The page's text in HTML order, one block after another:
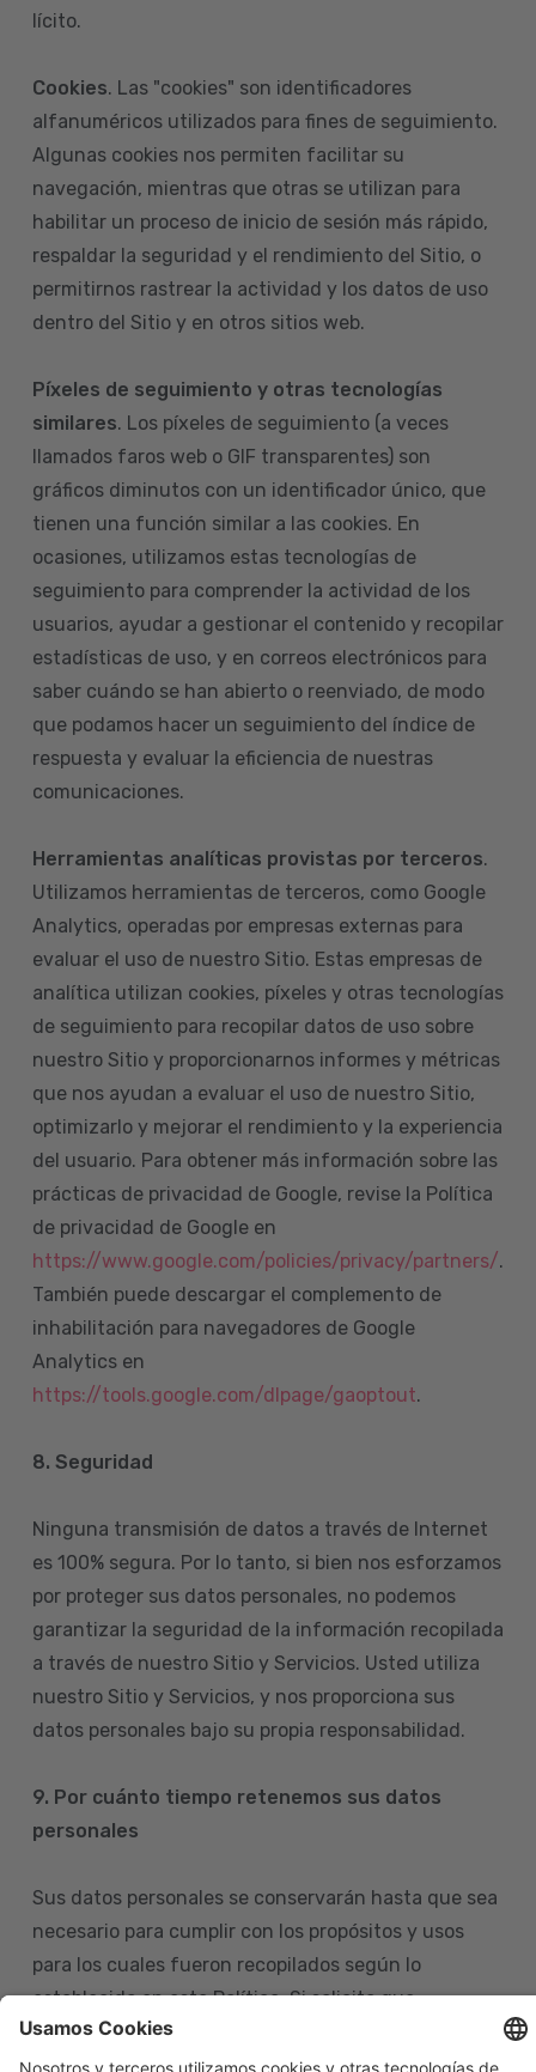
lícito.
Cookies. Las "cookies" son identificadores
alfanuméricos utilizados para fines de seguimiento.
Algunas cookies nos permiten facilitar su
navegación, mientras que otras se utilizan para
habilitar un proceso de inicio de sesión más rápido,
respaldar la seguridad y el rendimiento del Sitio, o
permitirnos rastrear la actividad y los datos de uso
dentro del Sitio y en otros sitios web.
Píxeles de seguimiento y otras tecnologías
similares. Los píxeles de seguimiento (a veces
llamados faros web o GIF transparentes) son
gráficos diminutos con un identificador único, que
tienen una función similar a las cookies. En
ocasiones, utilizamos estas tecnologías de
seguimiento para comprender la actividad de los
usuarios, ayudar a gestionar el contenido y recopilar
estadísticas de uso, y en correos electrónicos para
saber cuándo se han abierto o reenviado, de modo
que podamos hacer un seguimiento del índice de
respuesta y evaluar la eficiencia de nuestras
comunicaciones.
Herramientas analíticas provistas por terceros.
Utilizamos herramientas de terceros, como Google
Analytics, operadas por empresas externas para
evaluar el uso de nuestro Sitio. Estas empresas de
analítica utilizan cookies, píxeles y otras tecnologías
de seguimiento para recopilar datos de uso sobre
nuestro Sitio y proporcionarnos informes y métricas
que nos ayudan a evaluar el uso de nuestro Sitio,
optimizarlo y mejorar el rendimiento y la experiencia
del usuario. Para obtener más información sobre las
prácticas de privacidad de Google, revise la Política
de privacidad de Google en
https://www.google.com/policies/privacy/partners/.
También puede descargar el complemento de
inhabilitación para navegadores de Google
Analytics en
https://tools.google.com/dlpage/gaoptout.
8. Seguridad
Ninguna transmisión de datos a través de Internet
es 100% segura. Por lo tanto, si bien nos esforzamos
por proteger sus datos personales, no podemos
garantizar la seguridad de la información recopilada
a través de nuestro Sitio y Servicios. Usted utiliza
nuestro Sitio y Servicios, y nos proporciona sus
datos personales bajo su propia responsabilidad.
9. Por cuánto tiempo retenemos sus datos
personales
Sus datos personales se conservarán hasta que sea
necesario para cumplir con los propósitos y usos
para los cuales fueron recopilados según lo
establecido en esta Política. Si solicita que
eliminemos sus datos personales de nuestras bases
de datos, tenga en cuenta que igualmente